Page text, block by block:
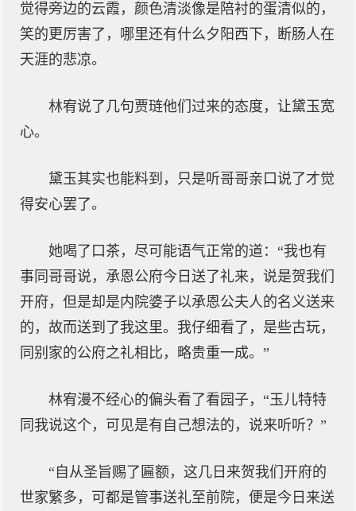
觉得旁边的云霞，颜色清淡像是陪衬的蛋清似的，
笑的更厉害了，哪里还有什么夕阳西下，断肠人在
天涯的悲凉。
林宥说了几句贾琏他们过来的态度，让黛玉宽
心。
黛玉其实也能料到，只是听哥哥亲口说了才觉
得安心罢了。
她喝了口茶，尽可能语气正常的道：“我也有
事同哥哥说，承恩公府今日送了礼来，说是贺我们
开府，但是却是内院婆子以承恩公夫人的名义送来
的，故而送到了我这里。我仔细看了，是些古玩，
同别家的公府之礼相比，略贵重一成。”
林宥漫不经心的偏头看了看园子，“玉儿特特
同我说这个，可见是有自己想法的，说来听听？”
“自从圣旨赐了匾额，这几日来贺我们开府的
世家繁多，可都是管事送礼至前院，便是今日来送